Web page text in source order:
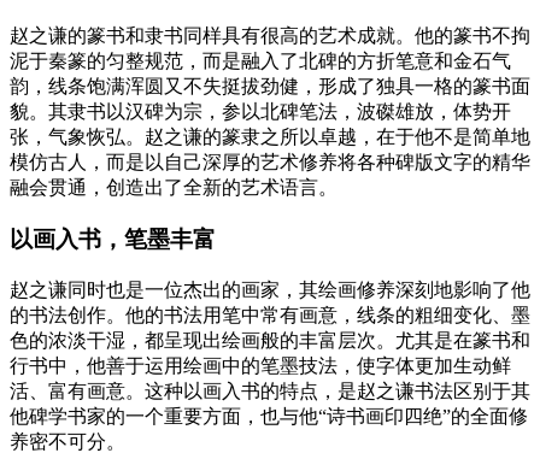
赵之谦的篆书和隶书同样具有很高的艺术成就。他的篆书不拘
泥于秦篆的匀整规范，而是融入了北碑的方折笔意和金石气
韵，线条饱满浑圆又不失挺拔劲健，形成了独具一格的篆书面
貌。其隶书以汉碑为宗，参以北碑笔法，波磔雄放，体势开
张，气象恢弘。赵之谦的篆隶之所以卓越，在于他不是简单地
模仿古人，而是以自己深厚的艺术修养将各种碑版文字的精华
融会贯通，创造出了全新的艺术语言。
以画入书，笔墨丰富
赵之谦同时也是一位杰出的画家，其绘画修养深刻地影响了他
的书法创作。他的书法用笔中常有画意，线条的粗细变化、墨
色的浓淡干湿，都呈现出绘画般的丰富层次。尤其是在篆书和
行书中，他善于运用绘画中的笔墨技法，使字体更加生动鲜
活、富有画意。这种以画入书的特点，是赵之谦书法区别于其
他碑学书家的一个重要方面，也与他“诗书画印四绝”的全面修
养密不可分。